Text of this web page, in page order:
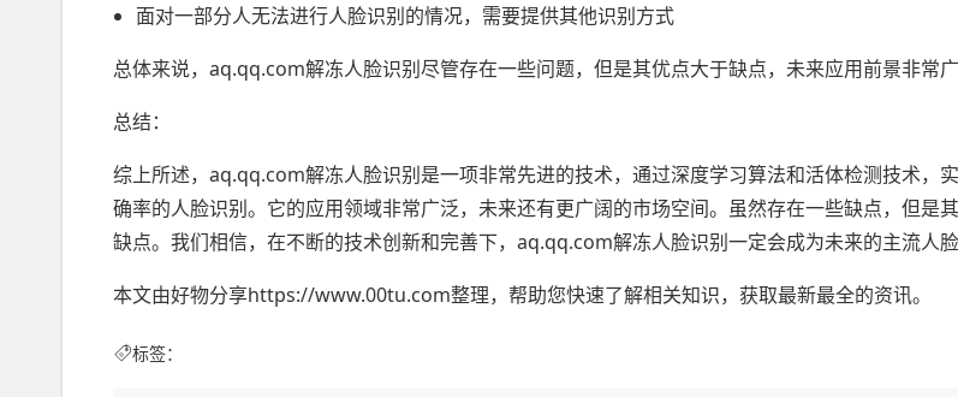
面对一部分人无法进行人脸识别的情况，需要提供其他识别方式
总体来说，aq.qq.com解冻人脸识别尽管存在一些问题，但是其优点大于缺点，未来应用前景非常广
总结：
综上所述，aq.qq.com解冻人脸识别是一项非常先进的技术，通过深度学习算法和活体检测技术，
确率的人脸识别。它的应用领域非常广泛，未来还有更广阔的市场空间。虽然存在一些缺点，但是
缺点。我们相信，在不断的技术创新和完善下，aq.qq.com解冻人脸识别一定会成为未来的主流人脸
本文由好物分享https://www.00tu.com整理，帮助您快速了解相关知识，获取最新最全的资讯。
标签：